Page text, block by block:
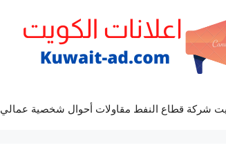
شركة قطاع النفط مقاولات أحوال شخصية عمالي